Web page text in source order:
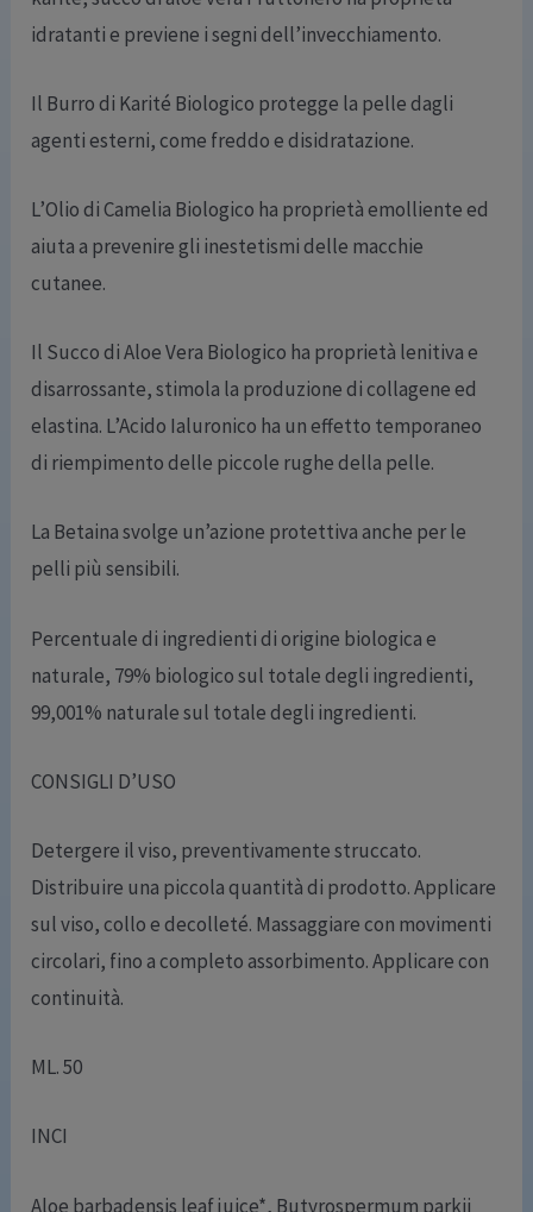
idratanti e previene i segni dell’invecchiamento.
Il Burro di Karité Biologico protegge la pelle dagli
agenti esterni, come freddo e disidratazione.
L’Olio di Camelia Biologico ha proprietà emolliente ed
aiuta a prevenire gli inestetismi delle macchie
cutanee.
Il Succo di Aloe Vera Biologico ha proprietà lenitiva e
disarrossante, stimola la produzione di collagene ed
elastina. L’Acido Ialuronico ha un effetto temporaneo
di riempimento delle piccole rughe della pelle.
La Betaina svolge un’azione protettiva anche per le
pelli più sensibili.
Percentuale di ingredienti di origine biologica e
naturale, 79% biologico sul totale degli ingredienti,
99,001% naturale sul totale degli ingredienti.
CONSIGLI D’USO
Detergere il viso, preventivamente struccato.
Distribuire una piccola quantità di prodotto. Applicare
sul viso, collo e decolleté. Massaggiare con movimenti
circolari, fino a completo assorbimento. Applicare con
continuità.
ML. 50
INCI
Aloe barbadensis leaf juice*, Butyrospermum parkii